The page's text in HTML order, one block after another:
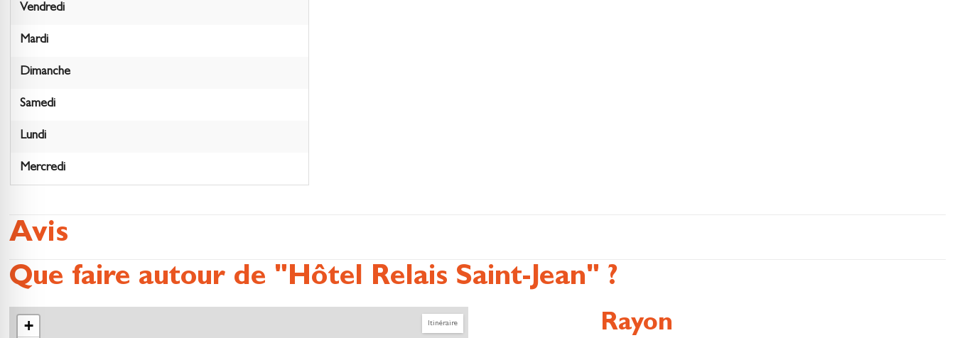
Vendredi
Mardi
Dimanche
Samedi
Lundi
Mercredi
Avis
Que faire autour de "Hôtel Relais Saint-Jean" ?
Itinéraire
+
Rayon